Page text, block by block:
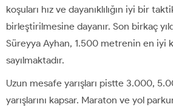
koşuları hız ve dayanıklılığın iyi bir
birleştirilmesine dayanır. Son birkaç
Süreyya Ayhan, 1.500 metrenin en iyi
sayılmaktadır.
Uzun mesafe yarışları pistte 3.000,
yarışlarını kapsar. Maraton ve yol